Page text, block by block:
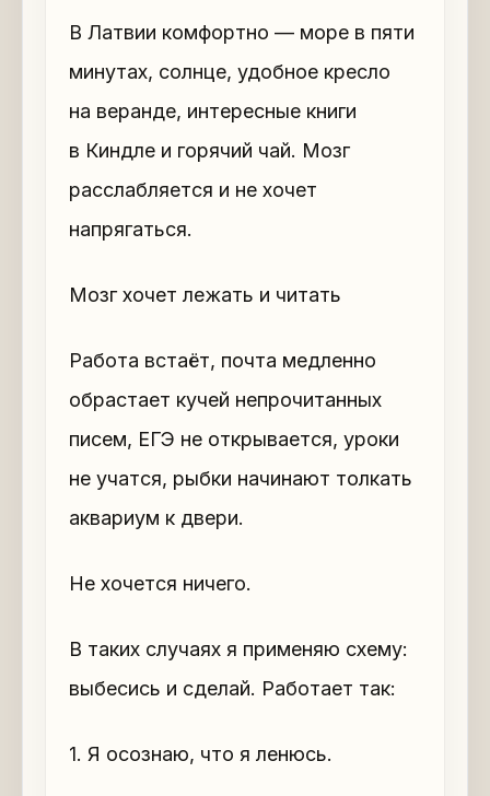
В Латвии комфортно — море в пяти
минутах, солнце, удобное кресло
на веранде, интересные книги
в Киндле и горячий чай. Мозг
расслабляется и не хочет
напрягаться.
Мозг хочет лежать и читать
Работа встаёт, почта медленно
обрастает кучей непрочитанных
писем, ЕГЭ не открывается, уроки
не учатся, рыбки начинают толкать
аквариум к двери.
Не хочется ничего.
В таких случаях я применяю схему:
выбесись и сделай. Работает так:
1. Я осознаю, что я ленюсь.